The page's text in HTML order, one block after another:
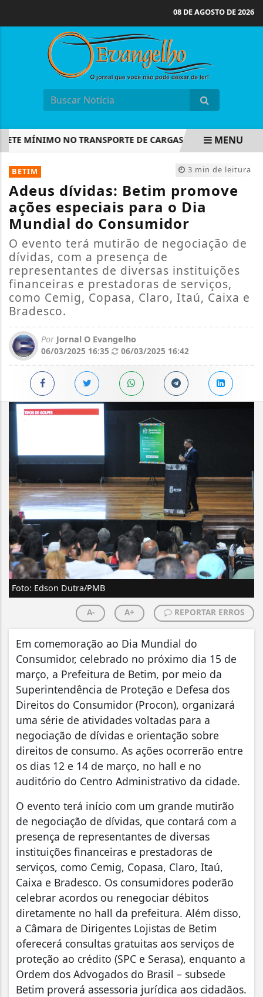
08 DE AGOSTO DE 2026
MÍNIMO NO TRANSPORTE DE CARGAS; SAIBA O QUE MUDA
EM ALTA
MENU
3 min de leitura
BETIM
Adeus dívidas: Betim promove
ações especiais para o Dia
Mundial do Consumidor
O evento terá mutirão de negociação de
dívidas, com a presença de
representantes de diversas instituições
financeiras e prestadoras de serviços,
como Cemig, Copasa, Claro, Itaú, Caixa e
Bradesco.
Por Jornal O Evangelho
06/03/2025 16:35
06/03/2025 16:42
Foto: Edson Dutra/PMB
A- A+ REPORTAR ERROS
Em comemoração ao Dia Mundial do
Consumidor, celebrado no próximo dia 15 de
março, a Prefeitura de Betim, por meio da
Superintendência de Proteção e Defesa dos
Direitos do Consumidor (Procon), organizará
uma série de atividades voltadas para a
negociação de dívidas e orientação sobre
direitos de consumo. As ações ocorrerão entre
os dias 12 e 14 de março, no hall e no
auditório do Centro Administrativo da cidade.
O evento terá início com um grande mutirão
de negociação de dívidas, que contará com a
presença de representantes de diversas
instituições financeiras e prestadoras de
serviços, como Cemig, Copasa, Claro, Itaú,
Caixa e Bradesco. Os consumidores poderão
celebrar acordos ou renegociar débitos
diretamente no hall da prefeitura. Além disso,
a Câmara de Dirigentes Lojistas de Betim
oferecerá consultas gratuitas aos serviços de
proteção ao crédito (SPC e Serasa), enquanto a
Ordem dos Advogados do Brasil – subsede
Betim proverá assessoria jurídica aos cidadãos.